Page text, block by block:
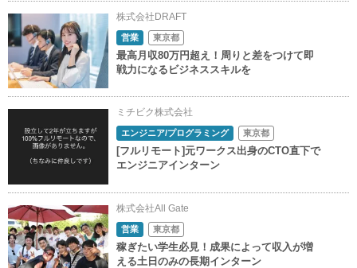
株式会社DRAFT
営業 東京都
最高月収80万円超え！周りと差をつけて即
戦力になるビジネススキルを
ミチビク株式会社
エンジニア/プログラミング 東京都
[フルリモート]元ワークス出身のCTO直下で
エンジニアインターン
株式会社All Gate
営業 東京都
稼ぎたい学生必見！成果によって収入が増
える土日のみの長期インターン